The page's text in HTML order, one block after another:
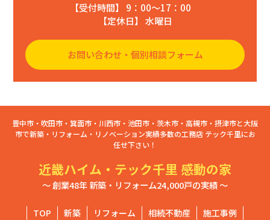
【受付時間】 9：00〜17：00
【定休日】 水曜日
お問い合わせ・個別相談フォーム
豊中市・吹田市・箕面市・川西市・池田市・茨木市・高槻市・摂津市と大阪
市で新築・リフォーム・リノベーション実績多数の工務店 テック千里にお
任せ下さい！
近畿ハイム・テック千里 感動の家
～ 創業48年 新築・リフォーム24,000戸の実績 ～
TOP 新築 リフォーム 相続不動産 施工事例